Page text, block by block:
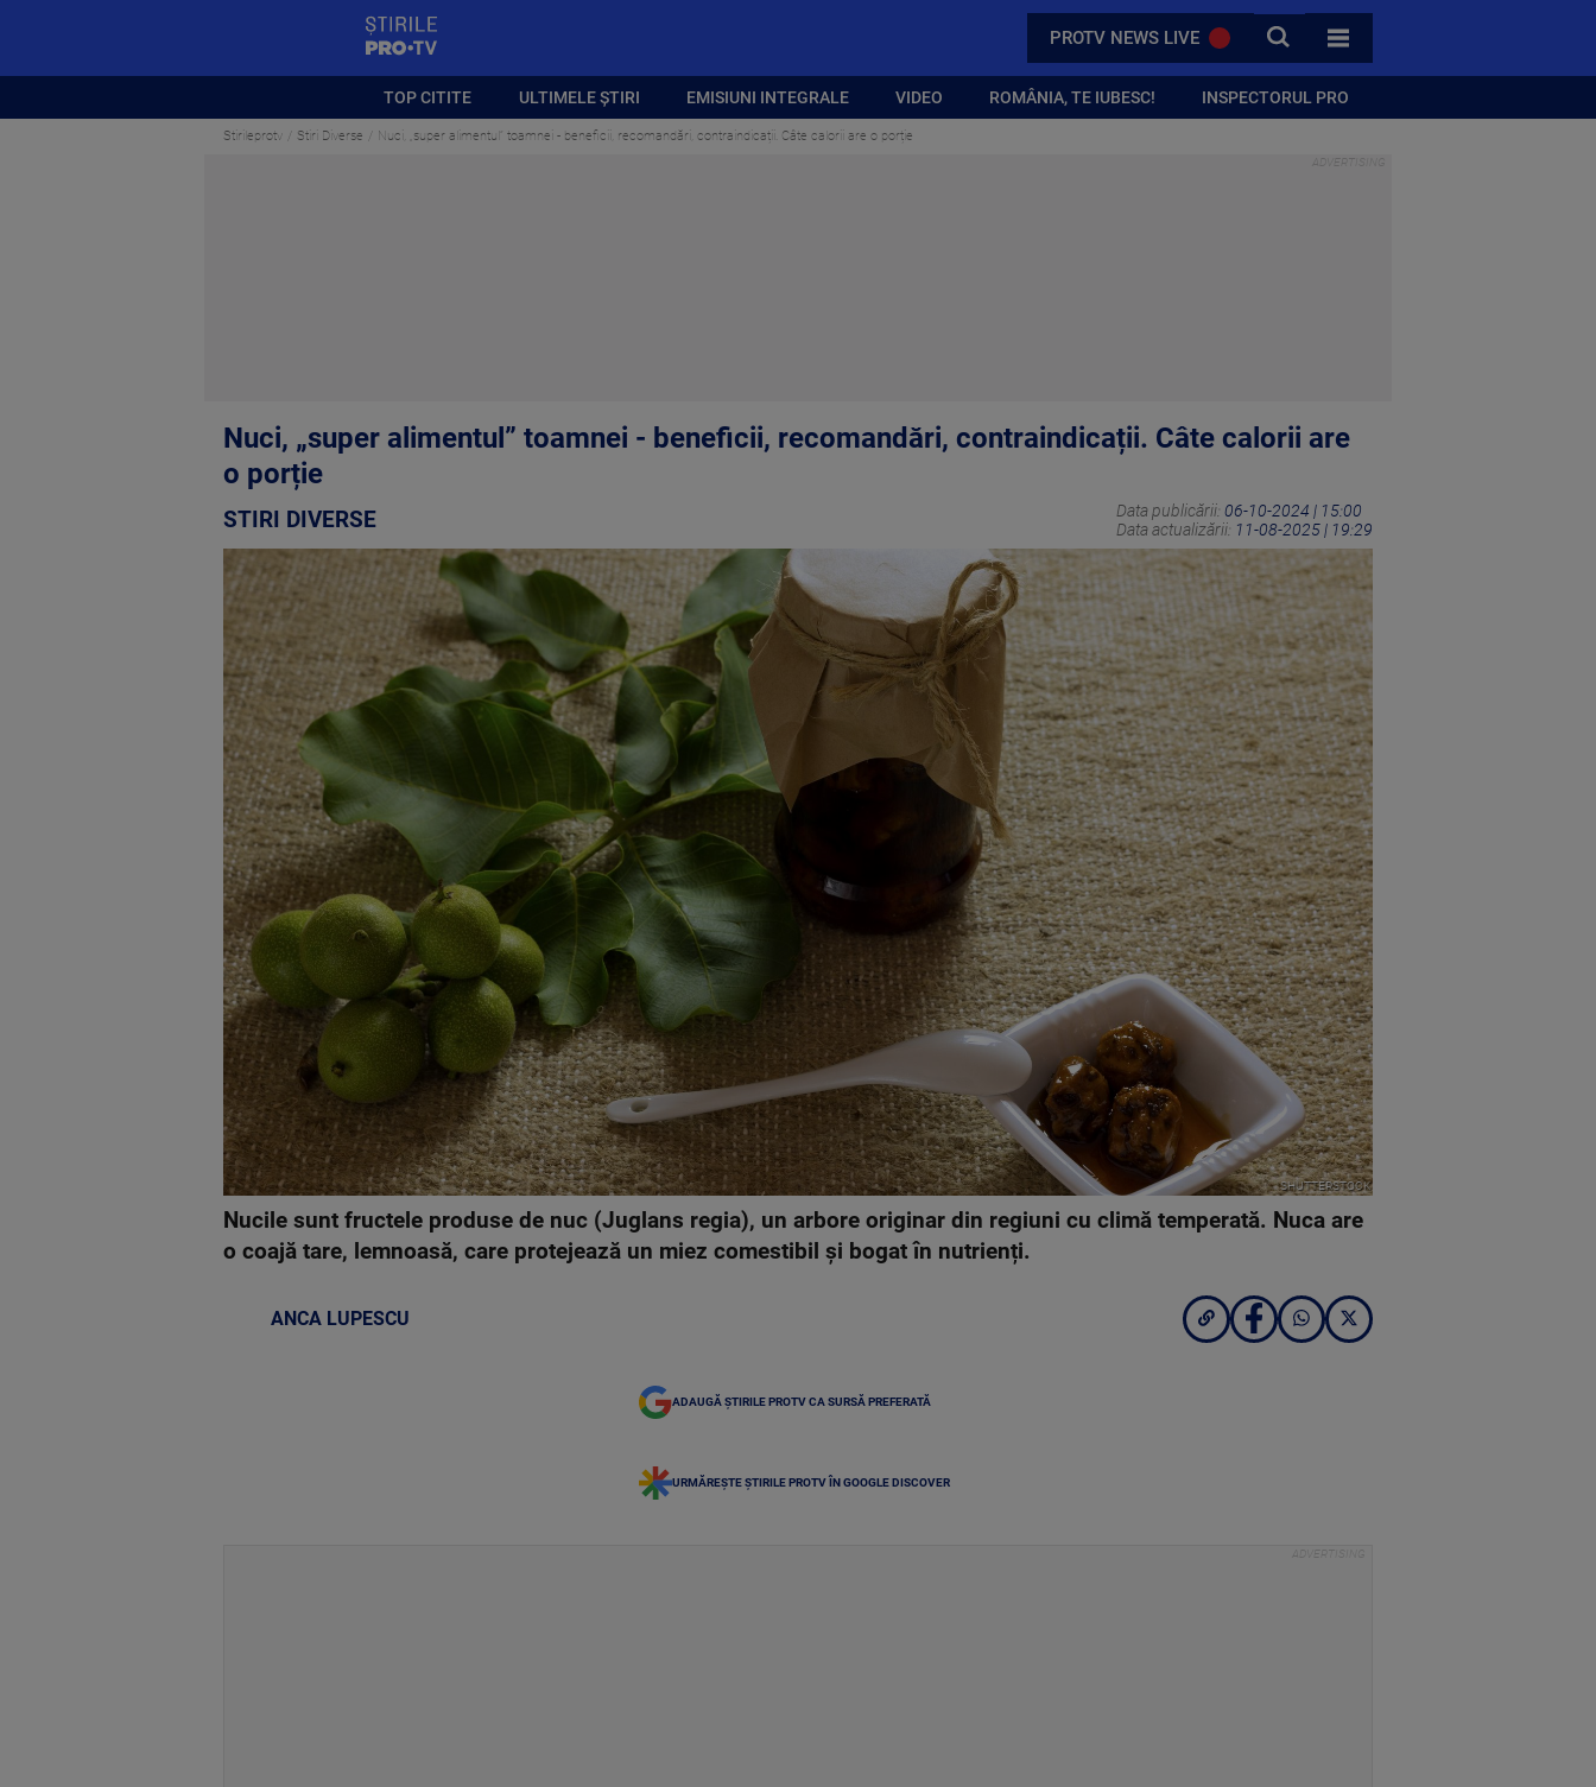
PROTV NEWS LIVE CAUTA
TOATE CATEGORIILE
TOP CITITE ULTIMELE ȘTIRI EMISIUNI INTEGRALE VIDEO ROMÂNIA, TE IUBESC! INSPECTORUL PRO
Stirileprotv Stiri Diverse Nuci, „super alimentul” toamnei - beneficii, recomandări, contraindicații. Câte calorii are o porție
Nuci, „super alimentul” toamnei - beneficii, recomandări, contraindicații. Câte calorii are
o porție
STIRI DIVERSE Data publicării: 06-10-2024 | 15:00
Data actualizării: 11-08-2025 | 19:29
SHUTTERSTOCK
Nucile sunt fructele produse de nuc (Juglans regia), un arbore originar din regiuni cu climă temperată. Nuca are
o coajă tare, lemnoasă, care protejează un miez comestibil și bogat în nutrienți.
ANCA LUPESCU
ADAUGĂ ȘTIRILE PROTV CA SURSĂ PREFERATĂ
URMĂREȘTE ȘTIRILE PROTV ÎN GOOGLE DISCOVER